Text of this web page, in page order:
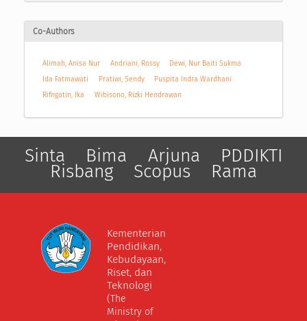
Co-Authors
Alimah, Anisa Nur Andriani, Rossy
Dewi, Nur Baiti Sukma
Ida Fatmawati
Pratiwi, Sendy
Puspita Indra Wardhani
Rifngatin, Ika
Wibisono, Rizki Hendrawan
Sinta Bima Arjuna PDDIKTI
Risbang Scopus Rama
Kementerian
Pendidikan,
Kebudayaan,
Riset, dan
Teknologi
(The
Ministry of